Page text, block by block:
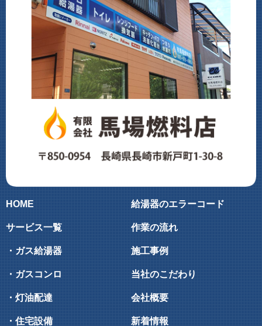
HOME
サービス一覧
・ガス給湯器
・ガスコンロ
・灯油配達
・住宅設備
給湯器のエラーコード
作業の流れ
施工事例
当社のこだわり
会社概要
新着情報